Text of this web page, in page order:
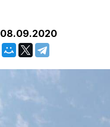
08.09.2020